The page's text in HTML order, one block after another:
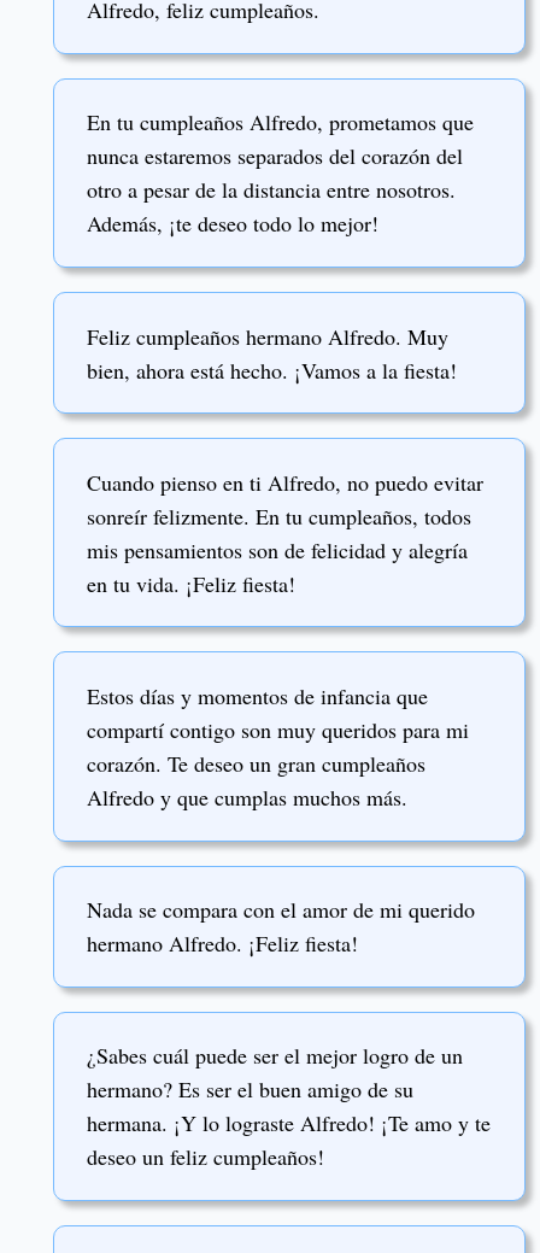
Alfredo, feliz cumpleaños.
En tu cumpleaños Alfredo, prometamos que
nunca estaremos separados del corazón del
otro a pesar de la distancia entre nosotros.
Además, ¡te deseo todo lo mejor!
Feliz cumpleaños hermano Alfredo. Muy
bien, ahora está hecho. ¡Vamos a la fiesta!
Cuando pienso en ti Alfredo, no puedo evitar
sonreír felizmente. En tu cumpleaños, todos
mis pensamientos son de felicidad y alegría
en tu vida. ¡Feliz fiesta!
Estos días y momentos de infancia que
compartí contigo son muy queridos para mi
corazón. Te deseo un gran cumpleaños
Alfredo y que cumplas muchos más.
Nada se compara con el amor de mi querido
hermano Alfredo. ¡Feliz fiesta!
¿Sabes cuál puede ser el mejor logro de un
hermano? Es ser el buen amigo de su
hermana. ¡Y lo lograste Alfredo! ¡Te amo y te
deseo un feliz cumpleaños!